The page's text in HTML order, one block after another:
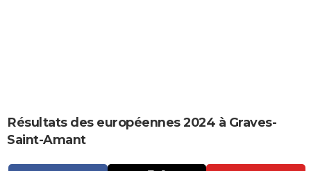
Carte de Noël
Carte Bonne année
Carte Saint-Valentin
Carte Pâques
Carte d'anniversaire
Résultats des européennes 2024 à Graves-
Saint-Amant